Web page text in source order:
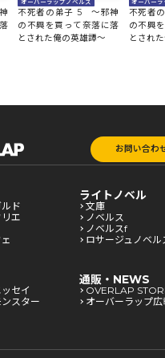
オーバーラップノベルス
不死者の弟子 5 ～邪神
の不興を買って奈落に落
とされた俺の英雄譚～
オーバーラ
不死者
の不興
とされ
お問い合わ
ド
エ
ライトノベル
文庫
ノベルス
ノベルスf
ロサージュノベル
セイ
スター
通販・NEWS
OVERLAP
オーバーラップ広